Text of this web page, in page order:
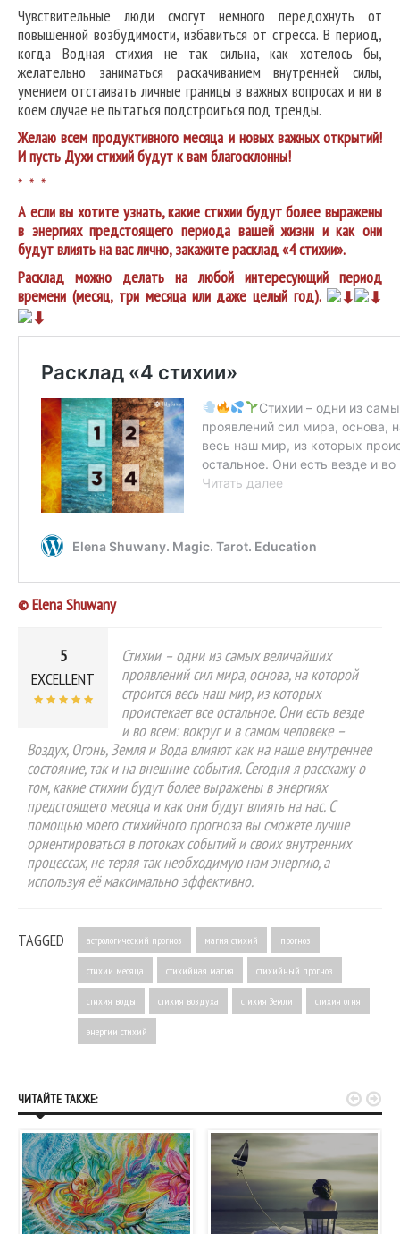
Чувствительные люди смогут немного передохнуть от
повышенной возбудимости, избавиться от стресса. В период,
когда Водная стихия не так сильна, как хотелось бы,
желательно заниматься раскачиванием внутренней силы,
умением отстаивать личные границы в важных вопросах и ни в
коем случае не пытаться подстроиться под тренды.
Желаю всем продуктивного месяца и новых важных открытий!
И пусть Духи стихий будут к вам благосклонны!
* * *
А если вы хотите узнать, какие стихии будут более выражены
в энергиях предстоящего периода вашей жизни и как они
будут влиять на вас лично, закажите расклад «4 стихии».
Расклад можно делать на любой интересующий период
времени (месяц, три месяца или даже целый год).
© Elena Shuwany
5
EXCELLENT
Стихии – одни из самых величайших
проявлений сил мира, основа, на которой
строится весь наш мир, из которых
проистекает все остальное. Они есть везде
и во всем: вокруг и в самом человеке –
Воздух, Огонь, Земля и Вода влияют как на наше внутреннее
состояние, так и на внешние события. Сегодня я расскажу о
том, какие стихии будут более выражены в энергиях
предстоящего месяца и как они будут влиять на нас. С
помощью моего стихийного прогноза вы сможете лучше
ориентироваться в потоках событий и своих внутренних
процессах, не теряя так необходимую нам энергию, а
используя её максимально эффективно.
TAGGED астрологический прогноз магия стихий прогноз
стихии месяца стихийная магия стихийный прогноз
стихия воды стихия воздуха стихия Земли стихия огня
энергии стихий
ЧИТАЙТЕ ТАКЖЕ:  